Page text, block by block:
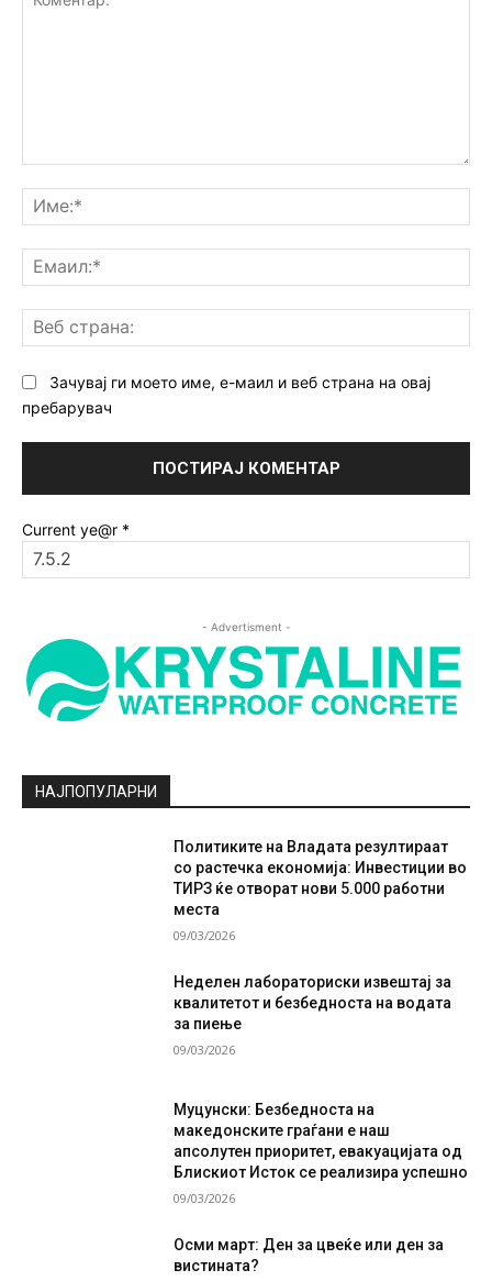
Зачувај ги моето име, е-маил и веб страна на овај
пребарувач
Current ye@r *
- Advertisment -
НАЈПОПУЛАРНИ
Политиките на Владата резултираат
со растечка економија: Инвестиции во
ТИРЗ ќе отворат нови 5.000 работни
места
09/03/2026
Неделен лабораториски извештај за
квалитетот и безбедноста на водата
за пиење
09/03/2026
Муцунски: Безбедноста на
македонските граѓани е наш
апсолутен приоритет, евакуацијата од
Блискиот Исток се реализира успешно
09/03/2026
Осми март: Ден за цвеќе или ден за
вистината?